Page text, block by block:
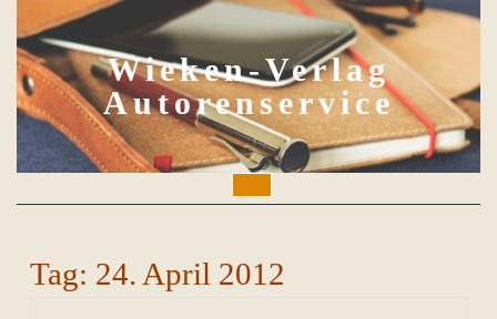
to
content
Wieken-Verlag
Autorenservice
Button
Tag: 24. April 2012